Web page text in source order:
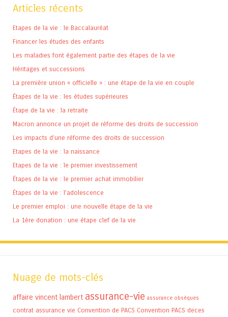
Articles récents
Etapes de la vie : le Baccalauréat
Financer les études des enfants
Les maladies font également partie des étapes de la vie
Héritages et successions
La première union « officielle » : une étape de la vie en couple
Étapes de la vie : les études supérieures
Étape de la vie : la retraite
Macron annonce un projet de réforme des droits de succession
Les impacts d’une réforme des droits de succession
Etapes de la vie : la naissance
Etapes de la vie : le premier investissement
Étapes de la vie : le premier achat immobilier
Étapes de la vie : l’adolescence
Le premier emploi : une nouvelle étape de la vie
La 1ère donation : une étape clef de la vie
Nuage de mots-clés
affaire vincent lambert assurance-vie assurance obsèques
contrat assurance vie Convention de PACS Convention PACS deces